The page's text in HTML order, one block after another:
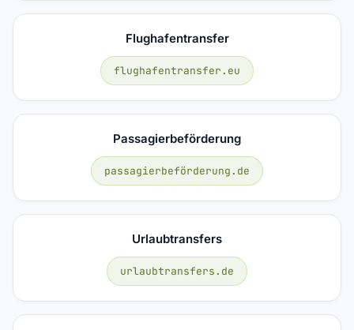
Flughafentransfer
flughafentransfer.eu
Passagierbeförderung
passagierbeförderung.de
Urlaubtransfers
urlaubtransfers.de